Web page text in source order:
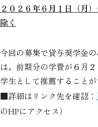
２０２６年６月１日（月
除く
今回の募集で貸与奨学金
は、前期分の学費が６月
学生として推薦することが
■詳細はリンク先を確認：
のHPにアクセス）